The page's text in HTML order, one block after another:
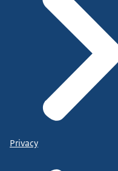
Privacy